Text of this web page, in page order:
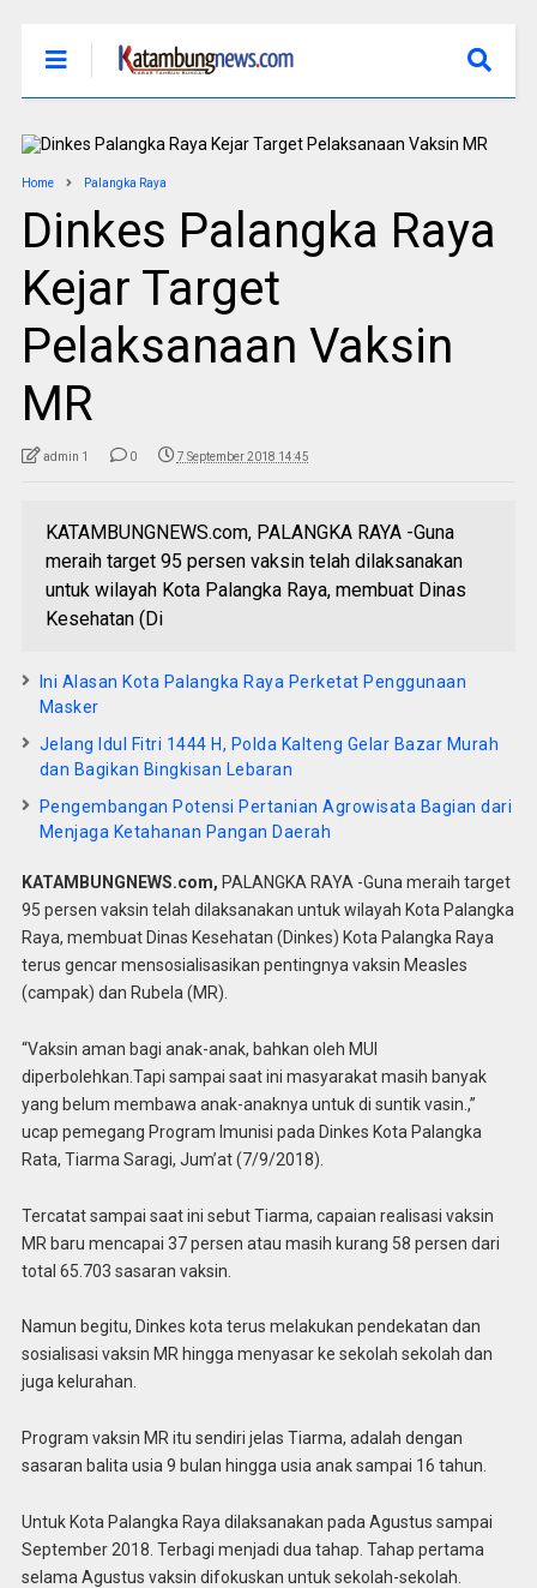
Home Palangka Raya
Dinkes Palangka Raya
Kejar Target
Pelaksanaan Vaksin
MR
admin 1 0 7 September 2018 14:45
KATAMBUNGNEWS.com, PALANGKA RAYA -Guna
meraih target 95 persen vaksin telah dilaksanakan
untuk wilayah Kota Palangka Raya, membuat Dinas
Kesehatan (Di
Ini Alasan Kota Palangka Raya Perketat Penggunaan
Masker
Jelang Idul Fitri 1444 H, Polda Kalteng Gelar Bazar Murah
dan Bagikan Bingkisan Lebaran
Pengembangan Potensi Pertanian Agrowisata Bagian dari
Menjaga Ketahanan Pangan Daerah
KATAMBUNGNEWS.com, PALANGKA RAYA -Guna meraih target
95 persen vaksin telah dilaksanakan untuk wilayah Kota Palangka
Raya, membuat Dinas Kesehatan (Dinkes) Kota Palangka Raya
terus gencar mensosialisasikan pentingnya vaksin Measles
(campak) dan Rubela (MR).
“Vaksin aman bagi anak-anak, bahkan oleh MUI
diperbolehkan.Tapi sampai saat ini masyarakat masih banyak
yang belum membawa anak-anaknya untuk di suntik vasin.,”
ucap pemegang Program Imunisi pada Dinkes Kota Palangka
Rata, Tiarma Saragi, Jum’at (7/9/2018).
Tercatat sampai saat ini sebut Tiarma, capaian realisasi vaksin
MR baru mencapai 37 persen atau masih kurang 58 persen dari
total 65.703 sasaran vaksin.
Namun begitu, Dinkes kota terus melakukan pendekatan dan
sosialisasi vaksin MR hingga menyasar ke sekolah sekolah dan
juga kelurahan.
Program vaksin MR itu sendiri jelas Tiarma, adalah dengan
sasaran balita usia 9 bulan hingga usia anak sampai 16 tahun.
Untuk Kota Palangka Raya dilaksanakan pada Agustus sampai
September 2018. Terbagi menjadi dua tahap. Tahap pertama
selama Agustus vaksin difokuskan untuk sekolah-sekolah.